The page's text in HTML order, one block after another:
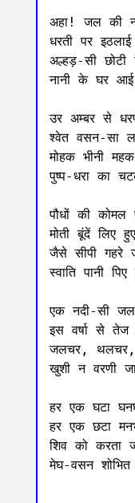
अहा! जल की
धरती पर
अल्हड़-सी छोटी
नानी के घर
उर अम्बर से
श्वेत वसन-सा
मोहक भीनी
पुष्प-धरा का
पौधों की कोमल
मोती बूंदें लिए
जैसे सीपी गहरे
स्वाति पानी पिए
एक नदी-सी
इस वर्षा से तेज
जलचर,
खुशी न वरणी
हर एक घटा
हर एक छटा
शिव को करता
मेघ-वसन शोभित